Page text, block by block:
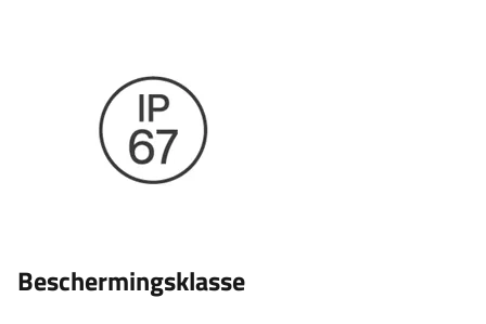
Beschermingsklasse